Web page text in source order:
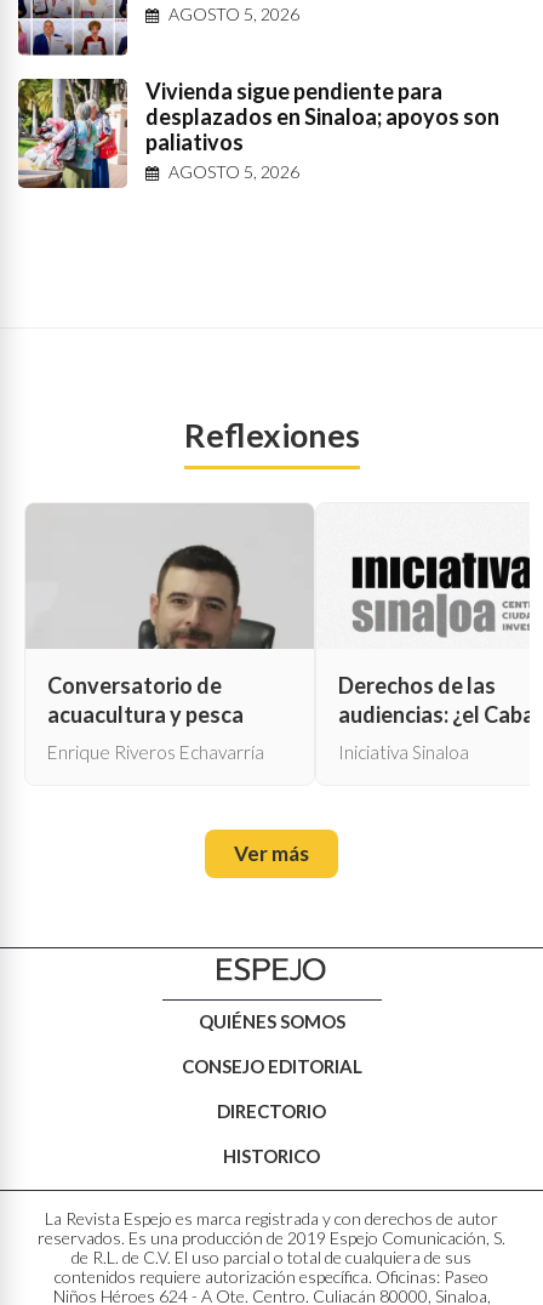
AGOSTO 5, 2026
Vivienda sigue pendiente para
desplazados en Sinaloa; apoyos son
paliativos
AGOSTO 5, 2026
Reflexiones
Conversatorio de
acuacultura y pesca
Enrique Riveros Echavarría
Derechos de las
audiencias: ¿el
de Troya para la
Iniciativa Sinaloa
Ver más
QUIÉNES SOMOS
CONSEJO EDITORIAL
DIRECTORIO
HISTORICO
La Revista Espejo es marca registrada y con derechos de autor
reservados. Es una producción de 2019 Espejo Comunicación, S.
de R.L. de C.V. El uso parcial o total de cualquiera de sus
contenidos requiere autorización específica. Oficinas: Paseo
Niños Héroes 624 - A Ote. Centro. Culiacán 80000, Sinaloa,